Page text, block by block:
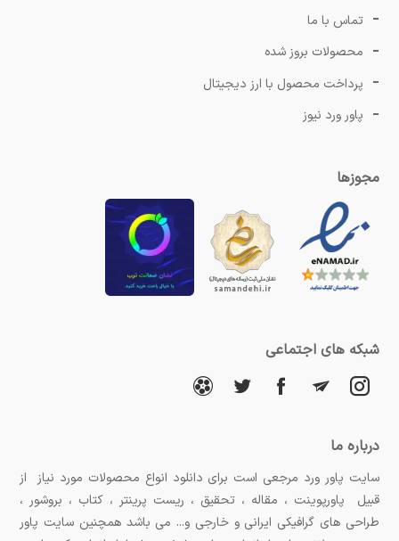
تماس با ما
محصولات بروز شده
پرداخت محصول با ارز دیجیتال
پاور ورد نیوز
مجوزها
شبکه های اجتماعی
درباره ما
سایت پاور ورد مرجعی است برای دانلود انواع محصولات مورد نیاز از
قبیل پاورپوینت ، مقاله ، تحقیق ، ریست پرینتر ، کتاب ، بروشور ،
طراحی های گرافیکی ایرانی و خارجی و... می باشد همچنین سایت پاور